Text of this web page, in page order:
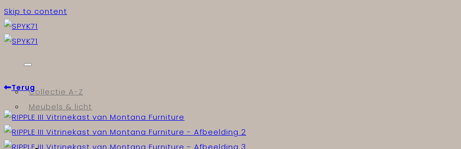
Skip to content
Collectie A-Z
Meubels & licht
Terug